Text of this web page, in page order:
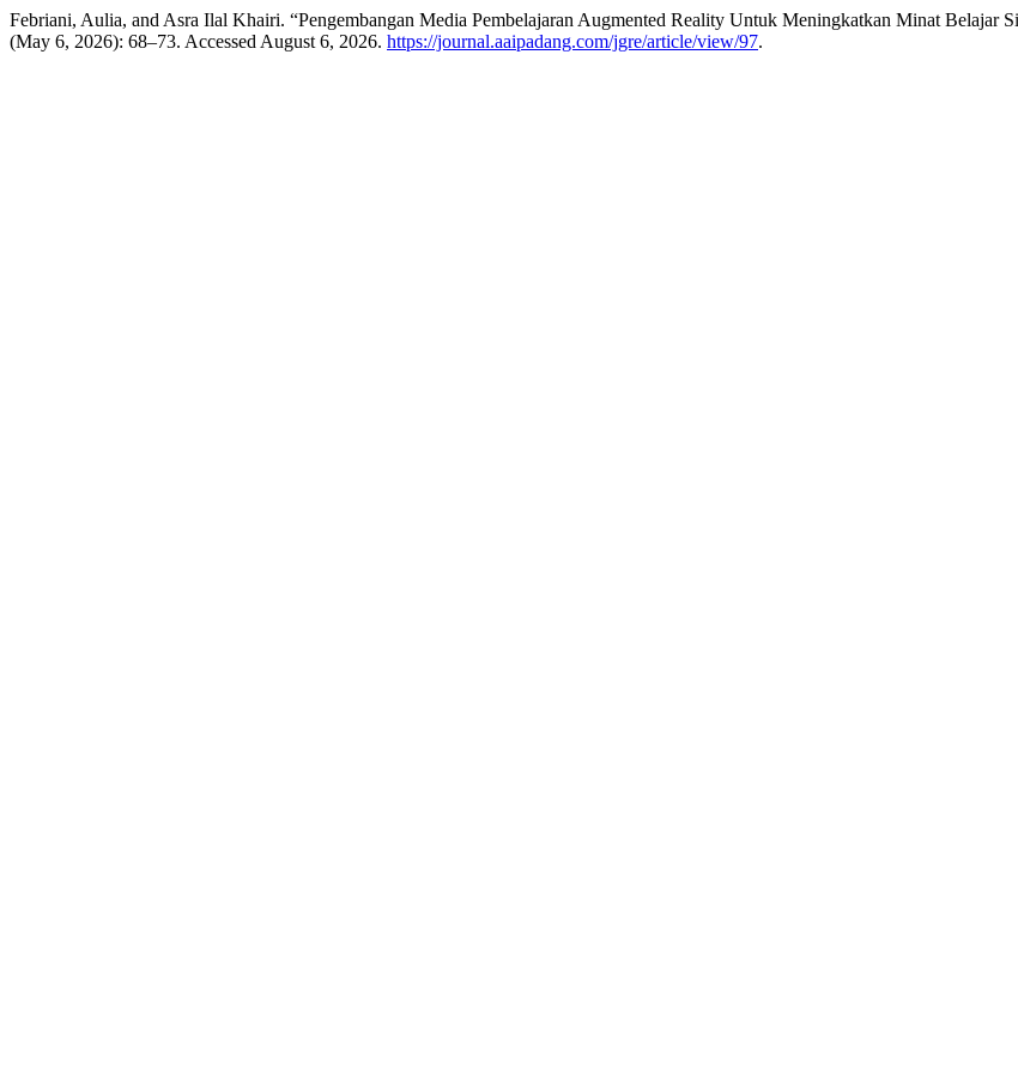
Febriani, Aulia, and Asra Ilal Khairi. “Pengembangan Media Pembelajaran Augmented Reality Untuk Meningkatkan Minat Belajar
(May 6, 2026): 68–73. Accessed August 6, 2026. https://journal.aaipadang.com/jgre/article/view/97.